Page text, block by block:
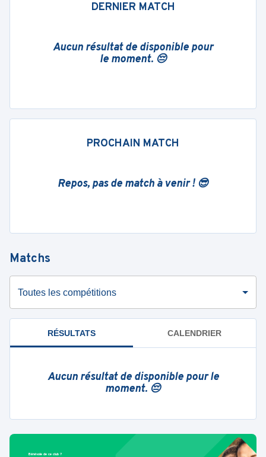
DERNIER MATCH
Aucun résultat de disponible pour
le moment. 😔
PROCHAIN MATCH
Repos, pas de match à venir ! 😎
Matchs
Toutes les compétitions
RÉSULTATS CALENDRIER
Aucun résultat de disponible pour le
moment. 😔
Bénévole de ce club ?